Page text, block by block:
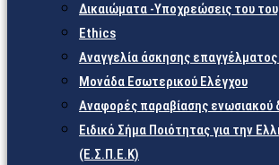
Δικαιώματα -Υποχρεώσεις του
Ethics
Αναγγελία άσκησης
Μονάδα Εσωτερικού Ελέγχου
Αναφορές παραβίασης ενωσιακού
Ειδικό Σήμα Ποιότητας για την
(Ε.Σ.Π.Ε.Κ)